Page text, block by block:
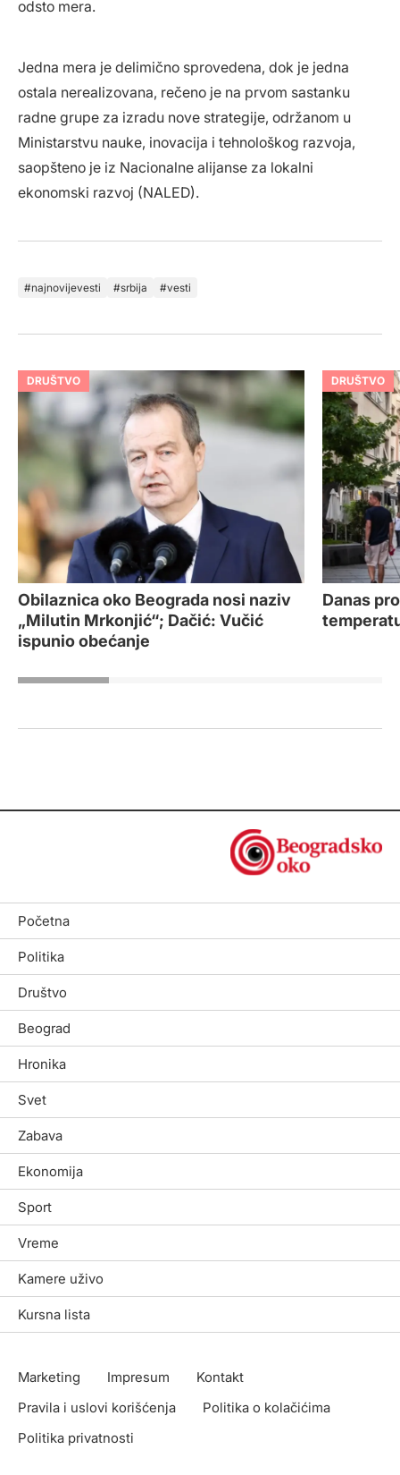
odsto mera.
Jedna mera je delimično sprovedena, dok je jedna
ostala nerealizovana, rečeno je na prvom sastanku
radne grupe za izradu nove strategije, održanom u
Ministarstvu nauke, inovacija i tehnološkog razvoja,
saopšteno je iz Nacionalne alijanse za lokalni
ekonomski razvoj (NALED).
najnovijevesti srbija vesti
DRUŠTVO
Obilaznica oko Beograda nosi naziv
„Milutin Mrkonjić“; Dačić: Vučić
ispunio obećanje
DRUŠTVO
Danas
Početna
Politika
Društvo
Beograd
Hronika
Svet
Zabava
Ekonomija
Sport
Vreme
Kamere uživo
Kursna lista
Marketing Impresum
Kontakt
Pravila i uslovi korišćenja
Politika o kolačićima
Politika privatnosti